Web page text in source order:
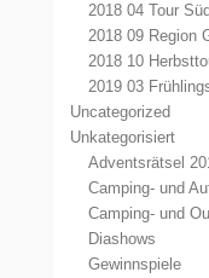
2018 04 Tour
2018 09 Region
2018 10
2019 03
Uncategorized
Unkategorisiert
Adventsrätsel
Camping- und
Camping- und
Diashows
Gewinnspiele